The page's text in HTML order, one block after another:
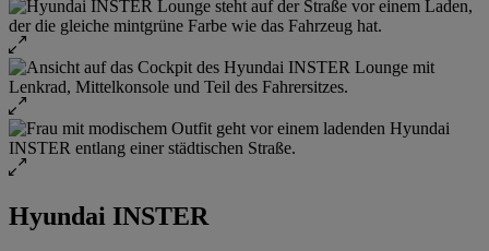
Hyundai INSTER